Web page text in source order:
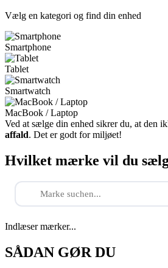
Vælg en kategori og find din enhed
Smartphone
Tablet
Smartwatch
MacBook / Laptop
Ved at sælge din enhed sikrer du, at den
affald. Det er godt for miljøet!
Hvilket mærke vil du
Indlæser mærker...
SÅDAN GØR DU